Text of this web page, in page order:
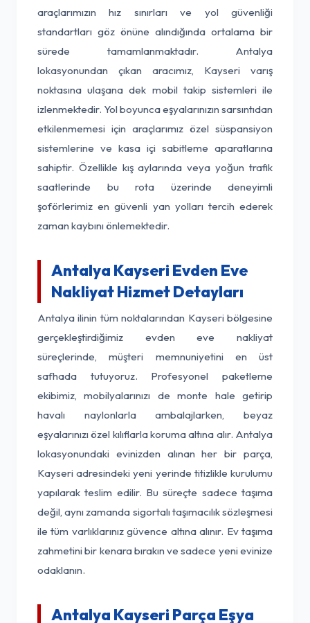
araçlarımızın hız sınırları ve yol güvenliği
standartları göz önüne alındığında ortalama bir
sürede tamamlanmaktadır. Antalya
lokasyonundan çıkan aracımız, Kayseri varış
noktasına ulaşana dek mobil takip sistemleri ile
izlenmektedir. Yol boyunca eşyalarınızın sarsıntıdan
etkilenmemesi için araçlarımız özel süspansiyon
sistemlerine ve kasa içi sabitleme aparatlarına
sahiptir. Özellikle kış aylarında veya yoğun trafik
saatlerinde bu rota üzerinde deneyimli
şoförlerimiz en güvenli yan yolları tercih ederek
zaman kaybını önlemektedir.
Antalya Kayseri Evden Eve
Nakliyat Hizmet Detayları
Antalya ilinin tüm noktalarından Kayseri bölgesine
gerçekleştirdiğimiz evden eve nakliyat
süreçlerinde, müşteri memnuniyetini en üst
safhada tutuyoruz. Profesyonel paketleme
ekibimiz, mobilyalarınızı de monte hale getirip
havalı naylonlarla ambalajlarken, beyaz
eşyalarınızı özel kılıflarla koruma altına alır. Antalya
lokasyonundaki evinizden alınan her bir parça,
Kayseri adresindeki yeni yerinde titizlikle kurulumu
yapılarak teslim edilir. Bu süreçte sadece taşıma
değil, aynı zamanda sigortalı taşımacılık sözleşmesi
ile tüm varlıklarınız güvence altına alınır. Ev taşıma
zahmetini bir kenara bırakın ve sadece yeni evinize
odaklanın.
Antalya Kayseri Parça Eşya